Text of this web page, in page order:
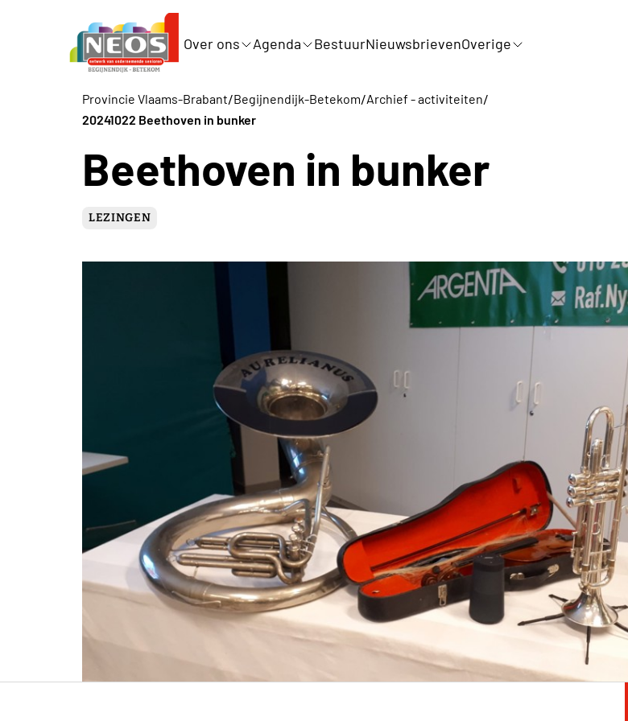
Over ons Agenda BestuurNieuwsbrievenOverige
Provincie Vlaams-Brabant/Begijnendijk-Betekom/Archief - activiteiten/
20241022 Beethoven in bunker
Beethoven in bunker
LEZINGEN